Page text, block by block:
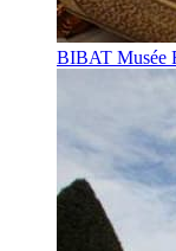
BIBAT Musée